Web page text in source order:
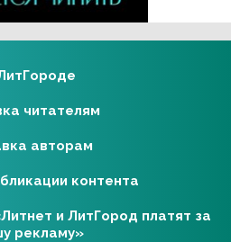
читателям
авторам
контента
и ЛитГород платят за
рекламу»